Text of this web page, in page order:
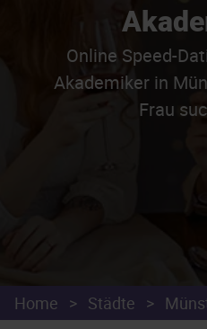
Online Speed-
Akademiker in
Frau
Home > Städte >